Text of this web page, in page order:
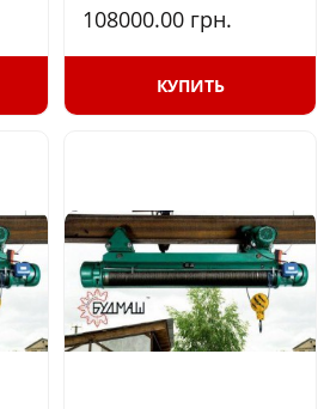
108000.00 грн.
КУПИТЬ